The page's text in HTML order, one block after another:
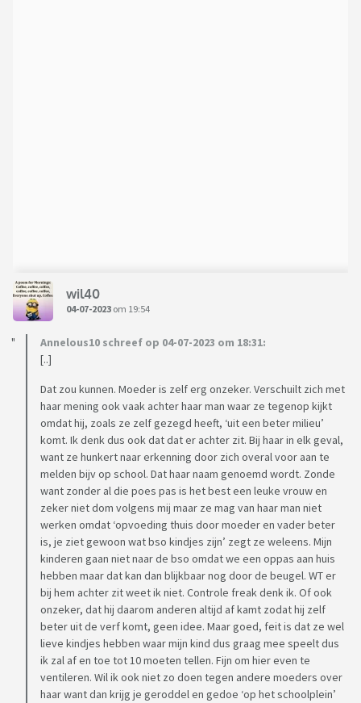
wil40
04-07-2023 om 19:54
Annelous10 schreef op 04-07-2023 om 18:31:
[..]
Dat zou kunnen. Moeder is zelf erg onzeker. Verschuilt zich met
haar mening ook vaak achter haar man waar ze tegenop kijkt
omdat hij, zoals ze zelf gezegd heeft, ‘uit een beter milieu’
komt. Ik denk dus ook dat dat er achter zit. Bij haar in elk geval,
want ze hunkert naar erkenning door zich overal voor aan te
melden bijv op school. Dat haar naam genoemd wordt. Zonde
want zonder al die poes pas is het best een leuke vrouw en
zeker niet dom volgens mij maar ze mag van haar man niet
werken omdat ‘opvoeding thuis door moeder en vader beter
is, je ziet gewoon wat bso kindjes zijn’ zegt ze weleens. Mijn
kinderen gaan niet naar de bso omdat we een oppas aan huis
hebben maar dat kan dan blijkbaar nog door de beugel. WT er
bij hem achter zit weet ik niet. Controle freak denk ik. Of ook
onzeker, dat hij daarom anderen altijd af kamt zodat hij zelf
beter uit de verf komt, geen idee. Maar goed, feit is dat ze wel
lieve kindjes hebben waar mijn kind dus graag mee speelt dus
ik zal af en toe tot 10 moeten tellen. Fijn om hier even te
ventileren. Wil ik ook niet zo doen tegen andere moeders over
haar want dan krijg je geroddel en gedoe ‘op het schoolplein’